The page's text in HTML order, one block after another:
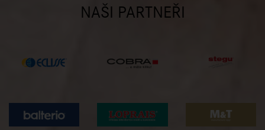
NAŠI PARTNEŘI